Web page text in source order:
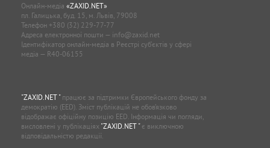
Онлайн-медіа «ZAXID.NET»
пл. Галицька, буд. 15, м. Львів, 79008
Телефон +380 (32) 229-77-77
Адреса електронної пошти — info@zaxid.net
Ідентифікатор онлайн-медіа в Реєстрі суб'єктів у сфері
медіа — R40-06155
"ZAXID.NET "працює за підтримки Європейського фонду за
демократію (EED). Зміст публікацій не обов’язково
відображає офіційну позицію EED. Інформація чи погляди,
висловлені у публікаціях "ZAXID.NET "є виключною
відповідальністю редакції.